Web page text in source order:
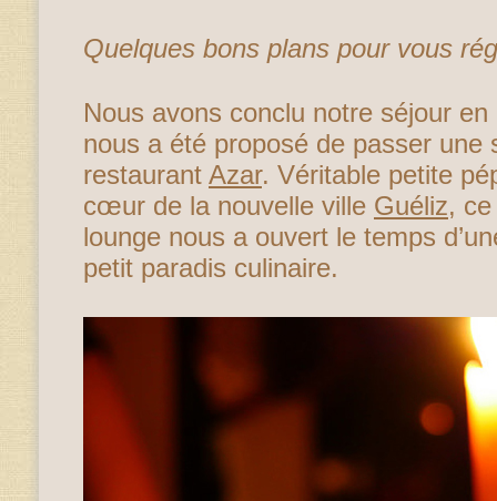
Quelques bons plans pour vous
Nous avons conclu notre séjour en
nous a été proposé de passer une
restaurant Azar. Véritable petite
cœur de la nouvelle ville Guéliz,
lounge nous a ouvert le temps
petit paradis culinaire.